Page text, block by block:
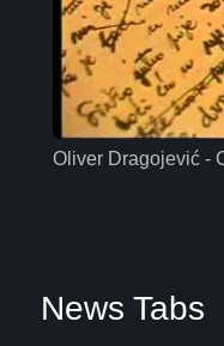
Oliver Dragojević -
News Tabs